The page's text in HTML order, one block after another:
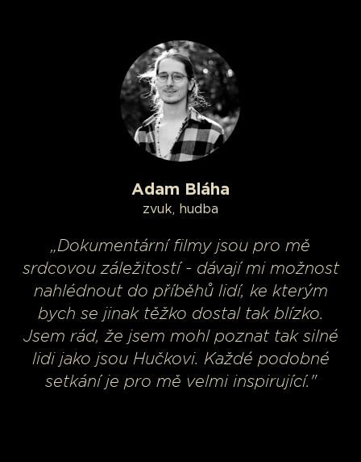
Adam Bláha
zvuk, hudba
„Dokumentární filmy jsou pro mě
srdcovou záležitostí - dávají mi možnost
nahlédnout do příběhů lidí, ke kterým
bych se jinak těžko dostal tak blízko.
Jsem rád, že jsem mohl poznat tak silné
lidi jako jsou Hučkovi. Každé podobné
setkání je pro mě velmi inspirující."